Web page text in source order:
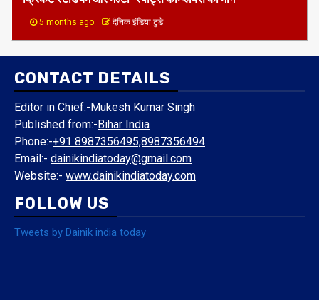
1 min read
जमुई दिल्ली हमें नाज हैं इन पर
​सांसद अरुण भारती ने लोकसभा में उठाई जमुई की आवाज,अंतरराष्ट्रीय
क्रिकेट स्टेडियम और मल्टी-स्पोर्ट्स कॉम्प्लेक्स की मांग
5 months ago दैनिक इंडिया टुडे
CONTACT DETAILS
Editor in Chief:-Mukesh Kumar Singh
Published from:-Bihar India
Phone:-+91 8987356495,8987356494